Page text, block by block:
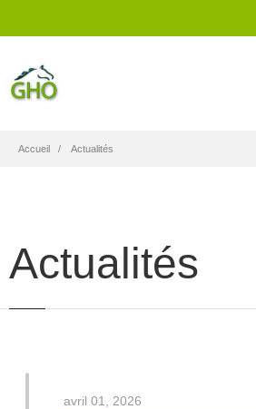
Fil
Accueil Actualités
Actualités
avril 01, 2026